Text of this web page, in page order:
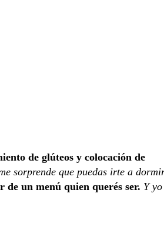
de glúteos y colocación de
sorprende que puedas irte a
de un menú quien querés ser. Y yo